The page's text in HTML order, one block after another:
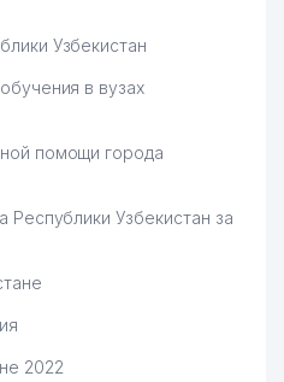
Узбекистан
в вузах
помощи города
Республики Узбекистан за
2022